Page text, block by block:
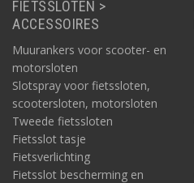
FIETSSLOTEN >
ACCESSOIRES
Muurankers voor scooter- en
motorsloten
Slotspray voor fietssloten,
scootersloten, motorsloten
Tweede fietssloten
Fietsslot tasje
Fietsverlichting
Fietsslot bescherming en